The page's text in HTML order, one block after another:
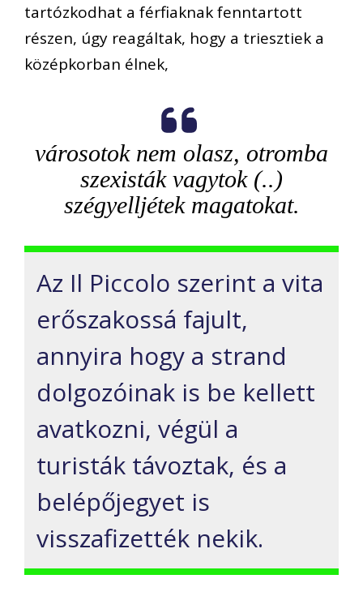
tartózkodhat a férfiaknak fenntartott
részen, úgy reagáltak, hogy a triesztiek a
középkorban élnek,
városotok nem olasz, otromba
szexisták vagytok (..)
szégyelljétek magatokat.
Az Il Piccolo szerint a vita
erőszakossá fajult,
annyira hogy a strand
dolgozóinak is be kellett
avatkozni, végül a
turisták távoztak, és a
belépőjegyet is
visszafizették nekik.